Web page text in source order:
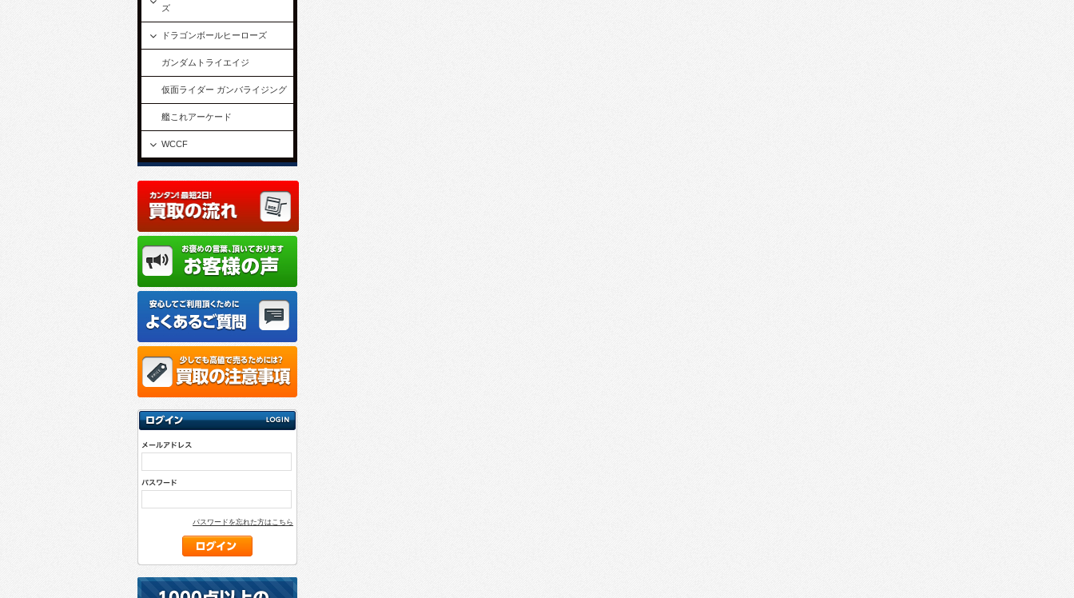
ズ
ドラゴンボールヒーローズ
ガンダムトライエイジ
仮面ライダー ガンバライジング
艦これアーケード
WCCF
パスワードを忘れた方はこちら